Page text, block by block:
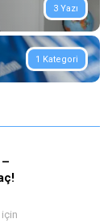
3 Yazı
1 Kategori
için